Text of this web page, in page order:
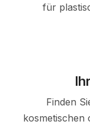
für
Finden
kosmetischen